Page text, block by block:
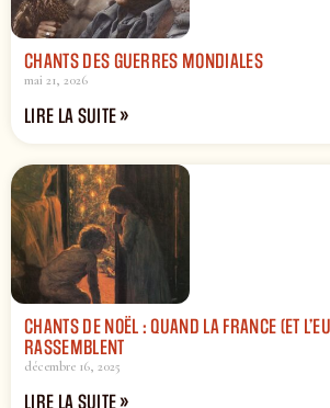
CHANTS DES GUERRES MONDIALES
mai 21, 2026
LIRE LA SUITE »
CHANTS DE NOËL : QUAND LA FRANCE (ET
RASSEMBLENT
décembre 16, 2025
LIRE LA SUITE »